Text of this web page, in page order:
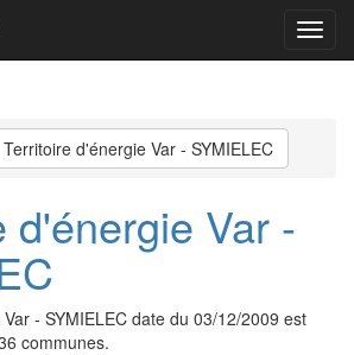
Menu
Territoire d'énergie Var - SYMIELEC
d'énergie Var -
- SYMIELEC date du 03/12/2009 est
communes.